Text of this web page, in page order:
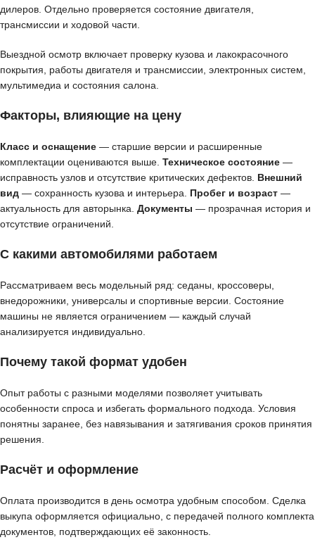
дилеров. Отдельно проверяется состояние двигателя,
трансмиссии и ходовой части.
Выездной осмотр включает проверку кузова и лакокрасочного
покрытия, работы двигателя и трансмиссии, электронных систем,
мультимедиа и состояния салона.
Факторы, влияющие на цену
Класс и оснащение — старшие версии и расширенные
комплектации оцениваются выше. Техническое состояние —
исправность узлов и отсутствие критических дефектов. Внешний
вид — сохранность кузова и интерьера. Пробег и возраст —
актуальность для авторынка. Документы — прозрачная история и
отсутствие ограничений.
С какими автомобилями работаем
Рассматриваем весь модельный ряд: седаны, кроссоверы,
внедорожники, универсалы и спортивные версии. Состояние
машины не является ограничением — каждый случай
анализируется индивидуально.
Почему такой формат удобен
Опыт работы с разными моделями позволяет учитывать
особенности спроса и избегать формального подхода. Условия
понятны заранее, без навязывания и затягивания сроков принятия
решения.
Расчёт и оформление
Оплата производится в день осмотра удобным способом. Сделка
выкупа оформляется официально, с передачей полного комплекта
документов, подтверждающих её законность.